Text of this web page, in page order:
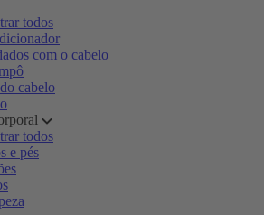
todos
com o cabelo
cabelo
todos
e pés